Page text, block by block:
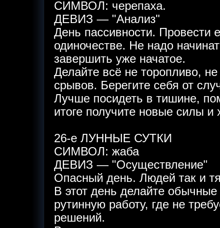
СИМВОЛ: черепаха.
ДЕВИЗ — "Анализ"
День пассивности. Провести
одиночестве. Не надо
завершить уже начатое.
Делайте всё не торопливо,
срывов. Берегите себя от
Лучше посидеть в тишине,
итоге получите новые силы и
26-е ЛУННЫЕ СУТКИ
СИМВОЛ: жаба
ДЕВИЗ — "Осуществление"
Опасный день. Людей так и
В этот день делайте
рутинную работу, где не
решений.